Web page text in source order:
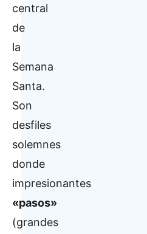
central
de
la
Semana
Santa.
Son
desfiles
solemnes
donde
impresionantes
«pasos»
(grandes